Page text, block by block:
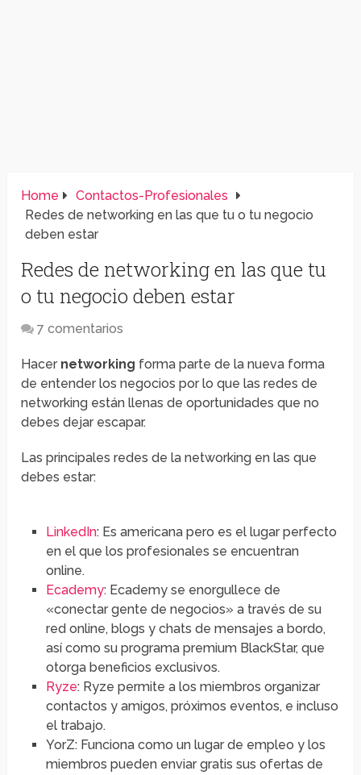
Home
Contactos-Profesionales
Redes de networking en las que tu o tu negocio
deben estar
Redes de networking en las que tu
o tu negocio deben estar
7 comentarios
Hacer networking forma parte de la nueva forma
de entender los negocios por lo que las redes de
networking están llenas de oportunidades que no
debes dejar escapar.
Las principales redes de la networking en las que
debes estar:
LinkedIn: Es americana pero es el lugar perfecto
en el que los profesionales se encuentran
online.
Ecademy: Ecademy se enorgullece de
«conectar gente de negocios» a través de su
red online, blogs y chats de mensajes a bordo,
así como su programa premium BlackStar, que
otorga beneficios exclusivos.
Ryze: Ryze permite a los miembros organizar
contactos y amigos, próximos eventos, e incluso
el trabajo.
YorZ: Funciona como un lugar de empleo y los
miembros pueden enviar gratis sus ofertas de